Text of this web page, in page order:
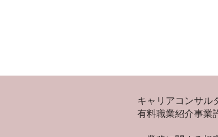
キャリアコンサ
有料職業紹介事